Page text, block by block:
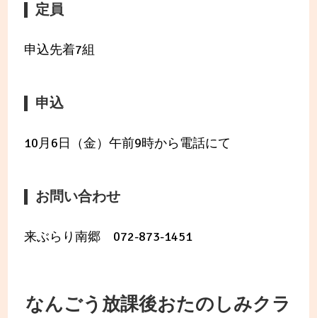
定員
申込先着7組
申込
10月6日（金）午前9時から電話にて
お問い合わせ
来ぶらり南郷 072-873-1451
なんごう放課後おたのしみクラ